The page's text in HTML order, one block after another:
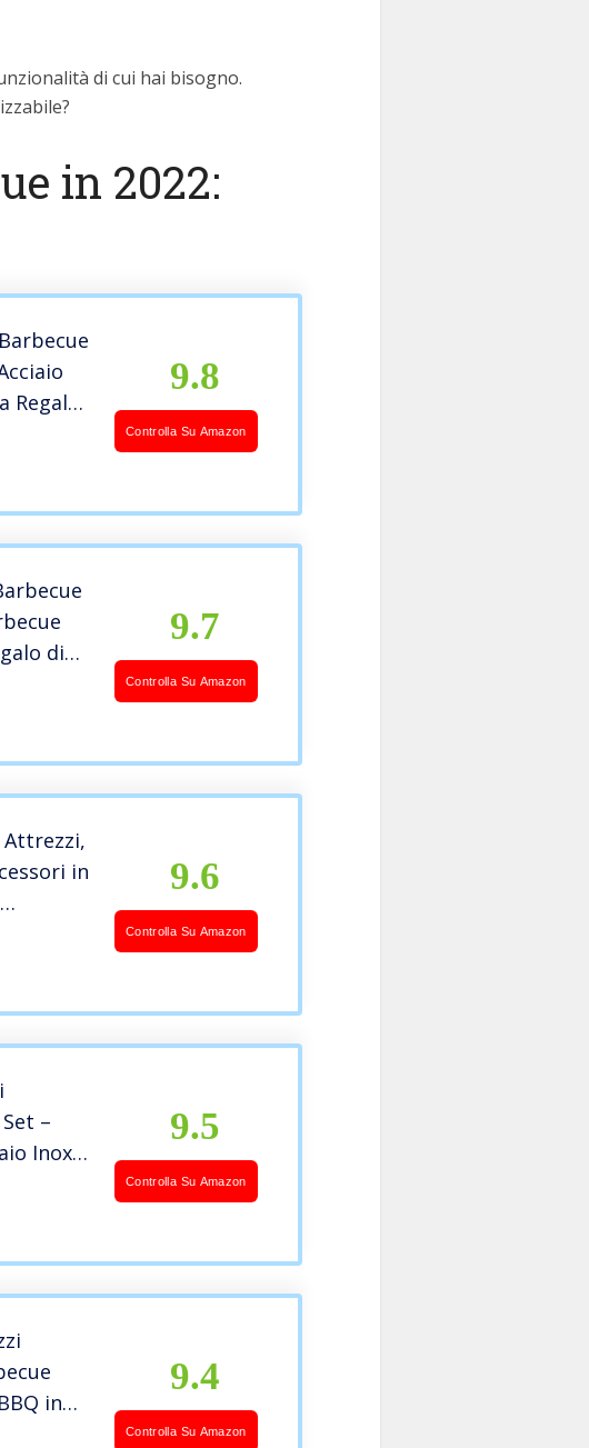
di cui hai bisogno.
in 2022:
Regalo
di
9.8
Controlla Su Amazon
di
9.7
Controlla Su Amazon
Attrezzi,
in
9.6
Controlla Su Amazon
–
Inox
9.5
Controlla Su Amazon
in
per
9.4
Controlla Su Amazon